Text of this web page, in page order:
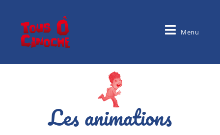
Menu
Les animations